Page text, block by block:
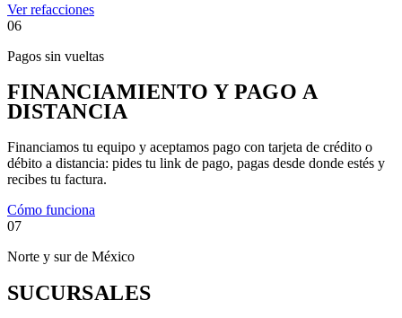
Ver refacciones
06
Pagos sin vueltas
FINANCIAMIENTO Y PAGO A
DISTANCIA
Financiamos tu equipo y aceptamos pago con tarjeta de crédito o
débito a distancia: pides tu link de pago, pagas desde donde estés y
recibes tu factura.
Cómo funciona
07
Norte y sur de México
SUCURSALES